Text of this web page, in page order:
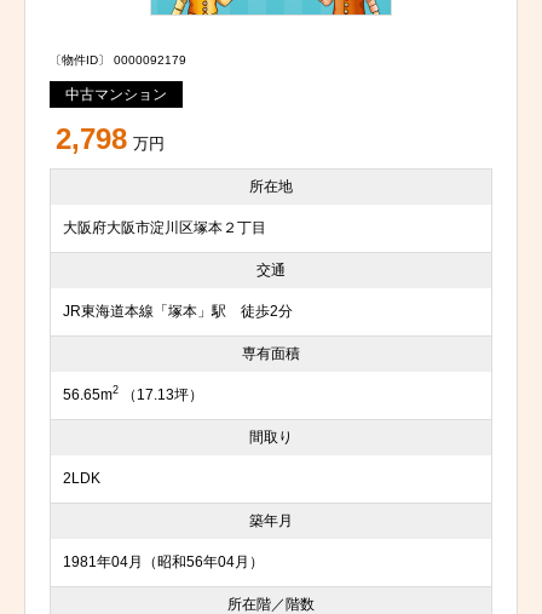
〔物件ID〕 0000092179
中古マンション
2,798 万円
所在地
大阪府大阪市淀川区塚本２丁目
交通
JR東海道本線「塚本」駅 徒歩2分
専有面積
56.65m2 （17.13坪）
間取り
2LDK
築年月
1981年04月（昭和56年04月）
所在階／階数